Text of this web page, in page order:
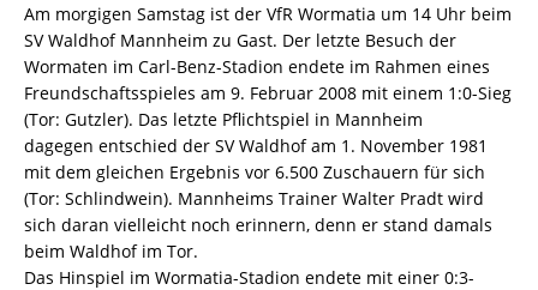
Am morgigen Samstag ist der VfR Wormatia um 14 Uhr beim
SV Waldhof Mannheim zu Gast. Der letzte Besuch der
Wormaten im Carl-Benz-Stadion endete im Rahmen eines
Freundschaftsspieles am 9. Februar 2008 mit einem 1:0-Sieg
(Tor: Gutzler). Das letzte Pflichtspiel in Mannheim
dagegen entschied der SV Waldhof am 1. November 1981
mit dem gleichen Ergebnis vor 6.500 Zuschauern für sich
(Tor: Schlindwein). Mannheims Trainer Walter Pradt wird
sich daran vielleicht noch erinnern, denn er stand damals
beim Waldhof im Tor.
Das Hinspiel im Wormatia-Stadion endete mit einer 0:3-